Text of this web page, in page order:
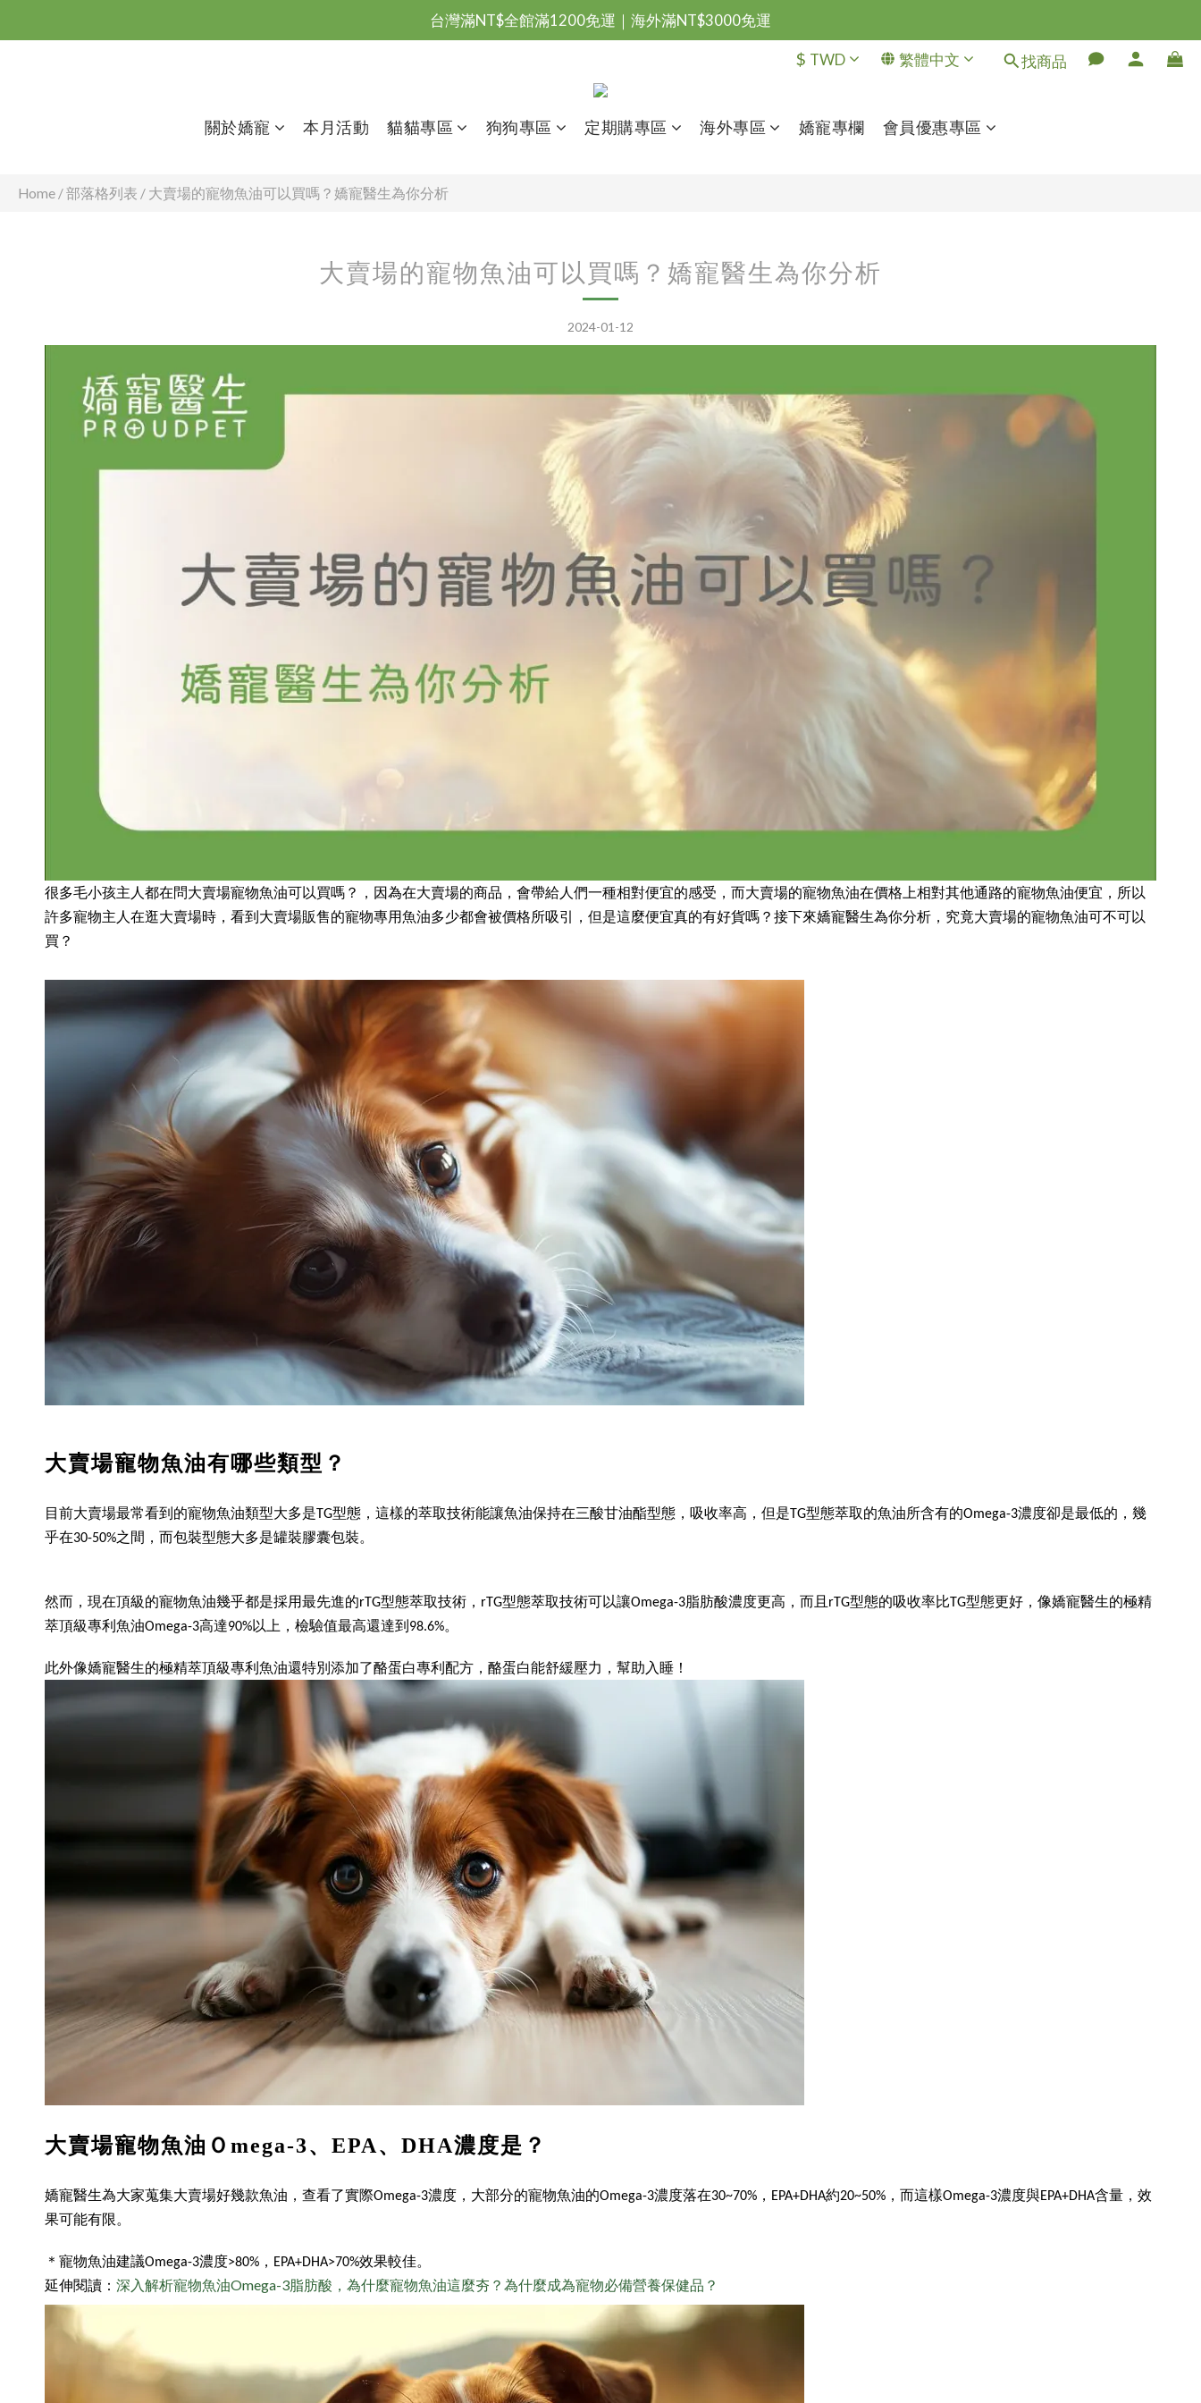
台灣滿NT$全館滿1200免運｜海外滿NT$3000免運
會員優惠專區由此進
$ TWD 繁體中文 找商品
關於嬌寵 本月活動 貓貓專區 狗狗專區 定期購專區 海外專區 嬌寵專欄 會員優惠專區
Home /部落格列表 / 大賣場的寵物魚油可以買嗎？嬌寵醫生為你分析
大賣場的寵物魚油可以買嗎？嬌寵醫生為你分析
2024-01-12
很多毛小孩主人都在問大賣場寵物魚油可以買嗎？，因為在大賣場的商品，會帶給人們一種相對便宜的感受，而大賣場的寵物魚油在價格上相對其他通路的寵物魚油便宜，所以
許多寵物主人在逛大賣場時，看到大賣場販售的寵物專用魚油多少都會被價格所吸引，但是這麼便宜真的有好貨嗎？接下來嬌寵醫生為你分析，究竟大賣場的寵物魚油可不可以
買？
大賣場寵物魚油有哪些類型？
目前大賣場最常看到的寵物魚油類型大多是TG型態，這樣的萃取技術能讓魚油保持在三酸甘油酯型態，吸收率高，但是TG型態萃取的魚油所含有的Omega-3濃度卻是最低的，幾
乎在30-50%之間，而包裝型態大多是罐裝膠囊包裝。
然而，現在頂級的寵物魚油幾乎都是採用最先進的rTG型態萃取技術，rTG型態萃取技術可以讓Omega-3脂肪酸濃度更高，而且rTG型態的吸收率比TG型態更好，像嬌寵醫生的極精
萃頂級專利魚油Omega-3高達90%以上，檢驗值最高還達到98.6%。
此外像嬌寵醫生的極精萃頂級專利魚油還特別添加了酪蛋白專利配方，酪蛋白能舒緩壓力，幫助入睡！
大賣場寵物魚油Ｏmega-3、EPA、DHA濃度是？
嬌寵醫生為大家蒐集大賣場好幾款魚油，查看了實際Omega-3濃度，大部分的寵物魚油的Omega-3濃度落在30~70%，EPA+DHA約20~50%，而這樣Omega-3濃度與EPA+DHA含量，效
果可能有限。
＊寵物魚油建議Omega-3濃度>80%，EPA+DHA>70%效果較佳。
延伸閱讀： 深入解析寵物魚油Omega-3脂肪酸，為什麼寵物魚油這麼夯？為什麼成為寵物必備營養保健品？